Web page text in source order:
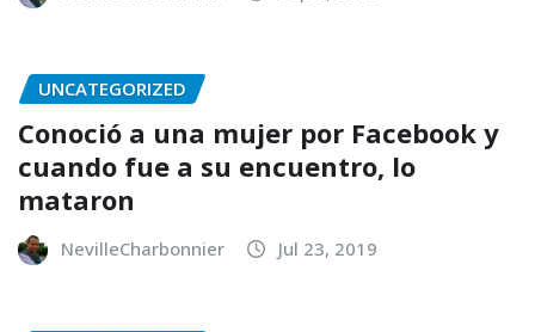
UNCATEGORIZED
Conoció a una mujer por Facebook y
cuando fue a su encuentro, lo
mataron
NevilleCharbonnier Jul 23, 2019